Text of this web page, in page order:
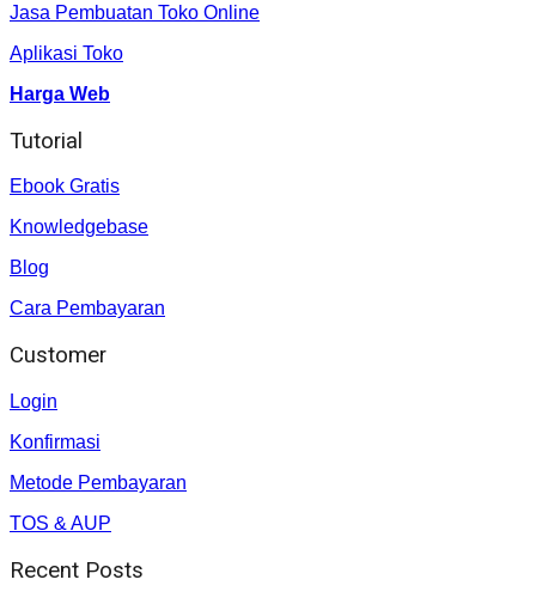
Jasa Pembuatan Toko Online
Aplikasi Toko
Harga Web
Tutorial
Ebook Gratis
Knowledgebase
Blog
Cara Pembayaran
Customer
Login
Konfirmasi
Metode Pembayaran
TOS & AUP
Recent Posts